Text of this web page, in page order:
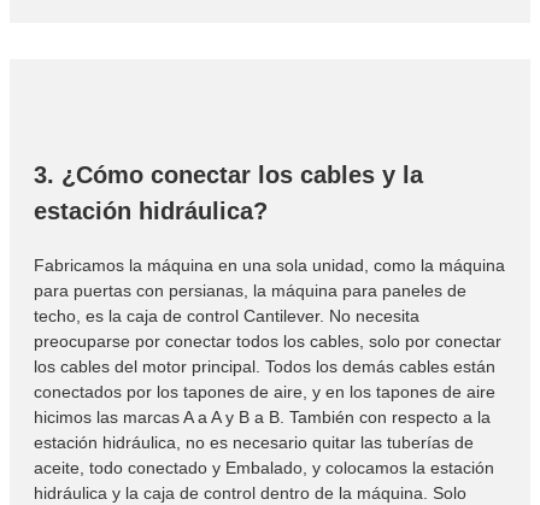
3. ¿Cómo conectar los cables y la
estación hidráulica?
Fabricamos la máquina en una sola unidad, como la máquina
para puertas con persianas, la máquina para paneles de
techo, es la caja de control Cantilever. No necesita
preocuparse por conectar todos los cables, solo por conectar
los cables del motor principal. Todos los demás cables están
conectados por los tapones de aire, y en los tapones de aire
hicimos las marcas A a A y B a B. También con respecto a la
estación hidráulica, no es necesario quitar las tuberías de
aceite, todo conectado y Embalado, y colocamos la estación
hidráulica y la caja de control dentro de la máquina. Solo